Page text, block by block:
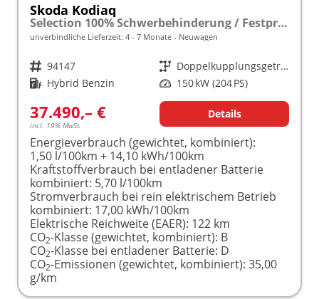
Skoda Kodiaq
Selection 100% Schwerbehinderung / Festpreisgarantie* Modelljahr 1.5 TSI iV PLUG-IN-HYBRID 204PS DSG "Sonderangebot bei Schwerbehinderung" frei konfigurierbar!
unverbindliche Lieferzeit: 4 - 7 Monate Neuwagen
Fahrzeugnr. 94147 Getriebe
Doppelkupplungsgetriebe (DSG)
Kraftstoff Hybrid Benzin Leistung 150 kW (204 PS)
37.490,– €
incl. 19% MwSt.
Details
Energieverbrauch (gewichtet, kombiniert):
1,50 l/100km + 14,10 kWh/100km
Kraftstoffverbrauch bei entladener Batterie
kombiniert: 5,70 l/100km
Stromverbrauch bei rein elektrischem Betrieb
kombiniert: 17,00 kWh/100km
Elektrische Reichweite (EAER): 122 km
CO2-Klasse (gewichtet, kombiniert): B
CO2-Klasse bei entladener Batterie: D
CO2-Emissionen (gewichtet, kombiniert): 35,00
g/km